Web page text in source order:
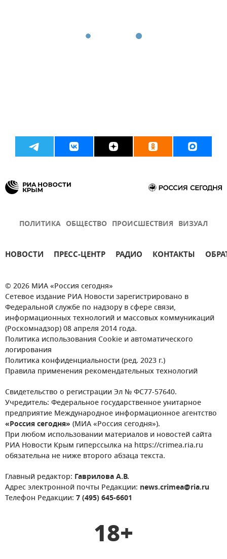
ПОЛИТИКА ОБЩЕСТВО ПРОИСШЕСТВИЯ ВИЗУАЛ
НОВОСТИ ПРЕСС-ЦЕНТР РАДИО КОНТАКТЫ
© 2026 МИА «Россия сегодня»
Сетевое издание РИА Новости зарегистрировано в
Федеральной службе по надзору в сфере связи,
информационных технологий и массовых коммуникаций
(Роскомнадзор) 08 апреля 2014 года.
Политика использования Cookie и автоматического
логирования
Политика конфиденциальности (ред. 2023 г.)
Правила применения рекомендательных технологий
Свидетельство о регистрации Эл № ФС77-57640.
Учредитель: Федеральное государственное унитарное
предприятие Международное информационное агентство
«Россия сегодня» (МИА «Россия сегодня»).
При любом использовании материалов и новостей сайта
РИА Новости Крым гиперссылка на https://crimea.ria.ru
обязательна не ниже второго абзаца текста.
Главный редактор: Гаврилова А.В.
Адрес электронной почты Редакции: news.crimea@ria.ru
Телефон Редакции: 7 (495) 645-6601
18+